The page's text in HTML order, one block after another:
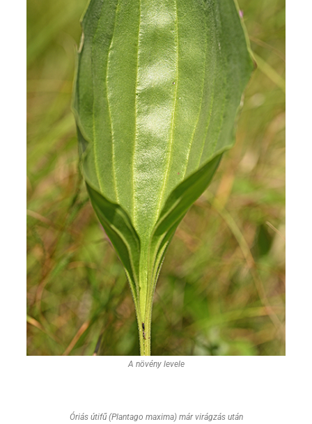
A növény levele
Óriás útifű (Plantago maxima) már virágzás után